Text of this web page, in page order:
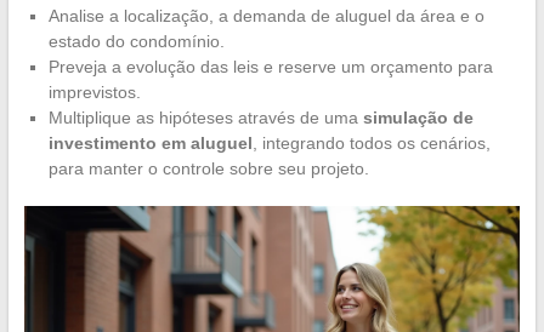
Analise a localização, a demanda de aluguel da área e o
estado do condomínio.
Preveja a evolução das leis e reserve um orçamento para
imprevistos.
Multiplique as hipóteses através de uma simulação de
investimento em aluguel , integrando todos os cenários,
para manter o controle sobre seu projeto.